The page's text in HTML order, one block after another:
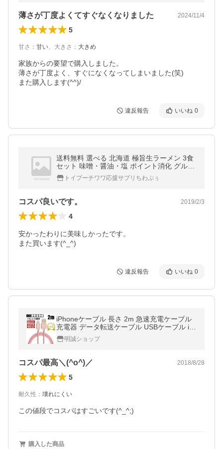
薄さが丁度よくてすぐなくなりました 2024/11/4
5
甘さ ： 甘い、 大きさ ： 大きめ
家族からの要望で購入しました。
薄さが丁度よく、すぐになくなってしまいました(笑)
また購入します(^^)/
違反報告 いいね 0
送料無料 選べる 北海道 極旨生ラーメン 3食
セット 味噌・醤油・塩 ポイント消化 グルメ
セール お取り寄せ 食品 業務用に お試し 生
麺 ご当地
トイプーチワワ応援サプリちわぷぅ
コスパ良いです。 2019/2/3
4
安かったわりに美味しかったです。
また買います(^_^)
違反報告 いいね 0
iPhoneケーブル 長さ 2m 急速充電ケーブル
充電器 データ転送ケーブル USBケーブル iP
ad用 iPhone17 Air 16 15Plus 14Pro 13 12mi
ni 11 XR X【PL保険済み安心】
明誠ショップ
コスパ最高＼(^o^)／ 2018/8/28
5
耐久性 ： 壊れにくい
この値段でコスパはすごいです(^_^;)
購入した商品